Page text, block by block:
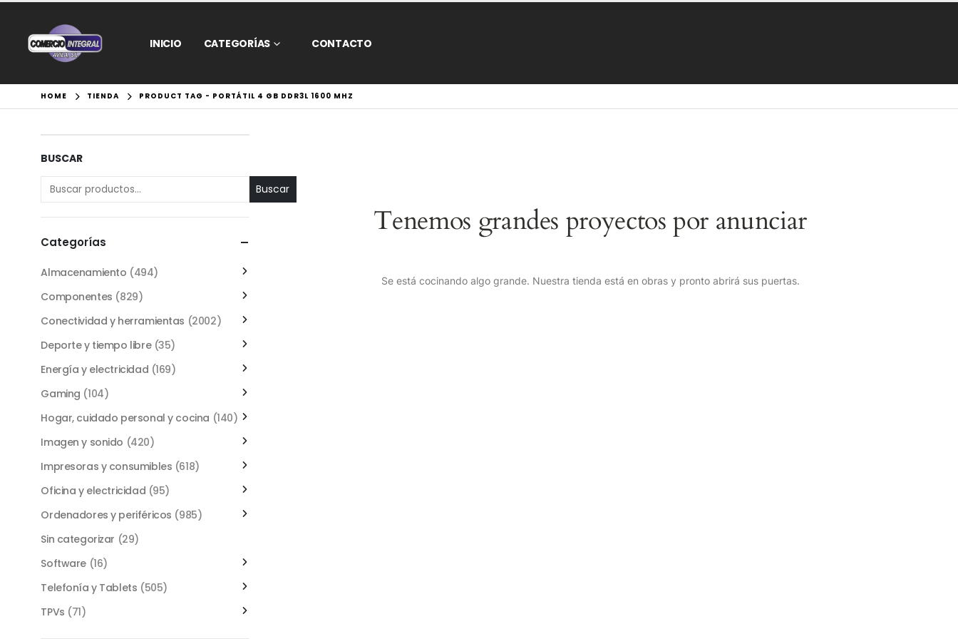
INICIO CATEGORÍAS CONTACTO
HOME TIENDA PRODUCT TAG - PORTÁTIL 4 GB DDR3L 1600 MHZ
Tenemos grandes proyectos por anunciar
Se está cocinando algo grande. Nuestra tienda está en obras y pronto abrirá sus puertas.
BUSCAR
Buscar
Categorías
Almacenamiento (494)
Componentes (829)
Conectividad y herramientas (2002)
Deporte y tiempo libre (35)
Energía y electricidad (169)
Gaming (104)
Hogar, cuidado personal y cocina (140)
Imagen y sonido (420)
Impresoras y consumibles (618)
Oficina y electricidad (95)
Ordenadores y periféricos (985)
Sin categorizar (29)
Software (16)
Telefonía y Tablets (505)
TPVs (71)